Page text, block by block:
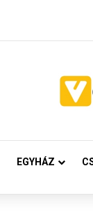
EGYHÁZ